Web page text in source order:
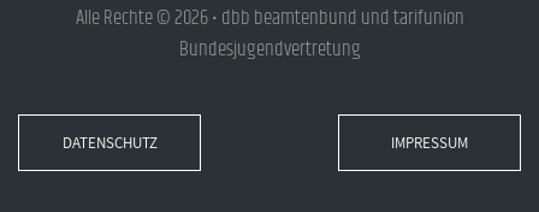
Alle Rechte © 2026 • dbb beamtenbund und tarifunion
Bundesjugendvertretung
DATENSCHUTZ IMPRESSUM